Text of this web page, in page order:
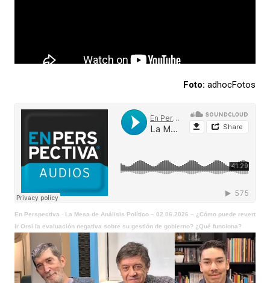
Foto: adhocFotos
En Perspectiva · La Mesa de Análisis Político – 02.06.2026 – ¿Cómo puede revert
ir Orsi la evaluación negativa sobre su gestión de gobierno? ¿Qué funciona?